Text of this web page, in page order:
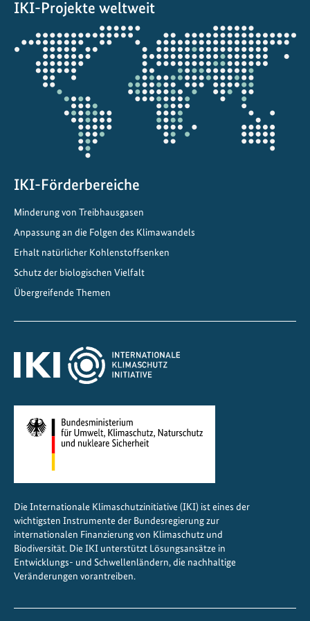
r
b
o
n
i
s
g
e
r
IKI-Projekte weltweit
Öffnet
die
Projektkarte
IKI-Förderbereiche
Minderung von Treibhausgasen
Anpassung an die Folgen des Klimawandels
Erhalt natürlicher Kohlenstoffsenken
Schutz der biologischen Vielfalt
Übergreifende Themen
Die Internationale Klimaschutzinitiative (IKI) ist eines der
wichtigsten Instrumente der Bundesregierung zur
internationalen Finanzierung von Klimaschutz und
Biodiversität. Die IKI unterstützt Lösungsansätze in
Entwicklungs- und Schwellenländern, die nachhaltige
Veränderungen vorantreiben.